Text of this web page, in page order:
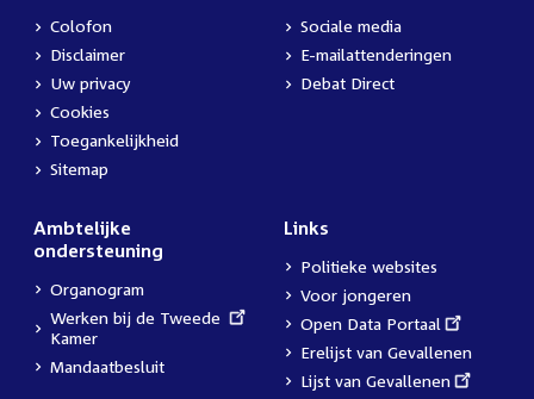
Colofon
Disclaimer
Uw privacy
Cookies
Toegankelijkheid
Sitemap
Sociale media
E-mailattenderingen
Debat Direct
Ambtelijke
ondersteuning
Organogram
External
link:
Werken bij de Tweede
Kamer
Mandaatbesluit
Links
Politieke websites
Voor jongeren
External
link:
Open Data Portaal
Erelijst van Gevallenen
External
Lijst van Gevallenen